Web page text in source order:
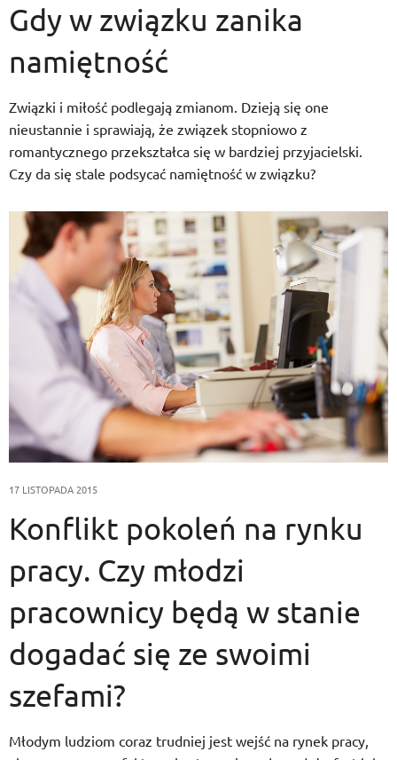
Gdy w związku zanika
namiętność
Związki i miłość podlegają zmianom. Dzieją się one
nieustannie i sprawiają, że związek stopniowo z
romantycznego przekształca się w bardziej przyjacielski.
Czy da się stale podsycać namiętność w związku?
17 LISTOPADA 2015
Konflikt pokoleń na rynku
pracy. Czy młodzi
pracownicy będą w stanie
dogadać się ze swoimi
szefami?
Młodym ludziom coraz trudniej jest wejść na rynek pracy,